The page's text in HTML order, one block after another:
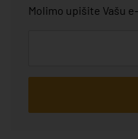
Molimo upišite Vašu